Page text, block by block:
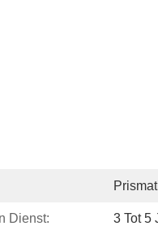
Dienst: 3 Tot 5